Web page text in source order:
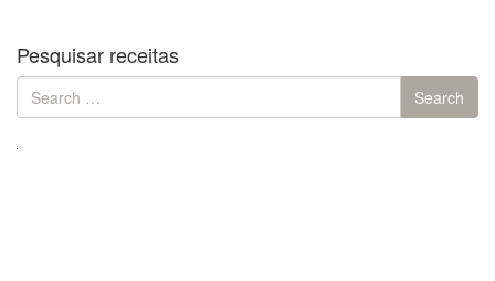
Pesquisar receitas
Search
for:
Search